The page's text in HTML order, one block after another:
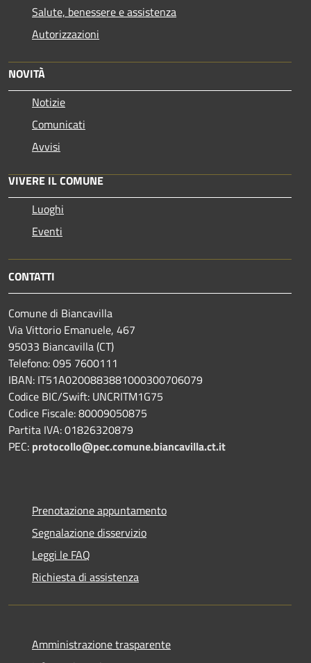
Salute, benessere e assistenza
Autorizzazioni
NOVITÀ
Notizie
Comunicati
Avvisi
VIVERE IL COMUNE
Luoghi
Eventi
CONTATTI
Comune di Biancavilla
Via Vittorio Emanuele, 467
95033 Biancavilla (CT)
Telefono: 095 7600111
IBAN: IT51A0200883881000300706079
Codice BIC/Swift: UNCRITM1G75
Codice Fiscale: 80009050875
Partita IVA: 01826320879
PEC: protocollo@pec.comune.biancavilla.ct.it
Prenotazione appuntamento
Segnalazione disservizio
Leggi le FAQ
Richiesta di assistenza
Amministrazione trasparente